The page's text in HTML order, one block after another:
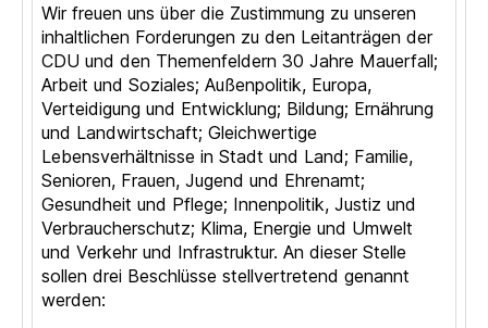
Wir freuen uns über die Zustimmung zu unseren
inhaltlichen Forderungen zu den Leitanträgen der
CDU und den Themenfeldern 30 Jahre Mauerfall;
Arbeit und Soziales; Außenpolitik, Europa,
Verteidigung und Entwicklung; Bildung; Ernährung
und Landwirtschaft; Gleichwertige
Lebensverhältnisse in Stadt und Land; Familie,
Senioren, Frauen, Jugend und Ehrenamt;
Gesundheit und Pflege; Innenpolitik, Justiz und
Verbraucherschutz; Klima, Energie und Umwelt
und Verkehr und Infrastruktur. An dieser Stelle
sollen drei Beschlüsse stellvertretend genannt
werden: